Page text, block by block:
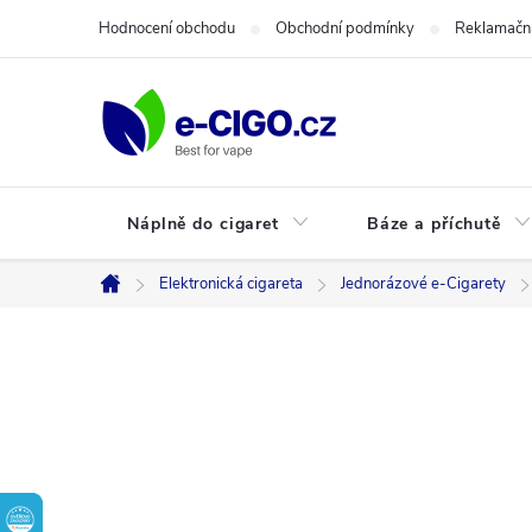
Hodnocení obchodu Obchodní podmínky
Náplně do cigaret Báze a příchutě
Domů
Elektronická cigareta Jednorázové e-Cigarety